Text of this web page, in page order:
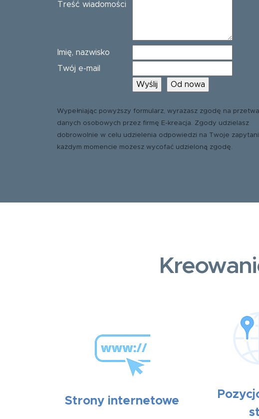
Treść wiadomości
Imię, nazwisko
Twój e-mail
Wypełniając powyższy formularz, wyrażasz zgodę na
danych osobowych przez firmę E-kreacja. Zgody udzielasz
dobrowolnie w celu udzielenia odpowiedzi na Twoje
każdym momencie możesz wycofać udzieloną zgodę.
Strony internetowe